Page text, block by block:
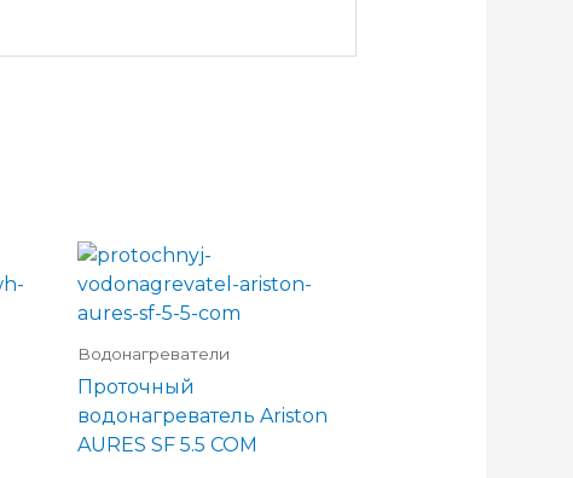
Водонагреватели
Проточный
водонагреватель Ariston
AURES SF 5.5 COM